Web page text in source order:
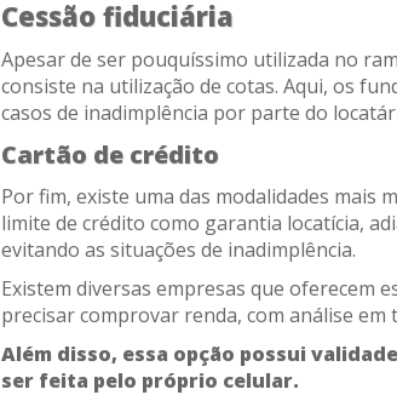
Cessão fiduciária
Apesar de ser pouquíssimo utilizada no
consiste na utilização de cotas. Aqui, os
casos de inadimplência por parte do
Cartão de crédito
Por fim, existe uma das modalidades mais
limite de crédito como garantia locatícia,
evitando as situações de inadimplência.
Existem diversas empresas que oferecem
precisar comprovar renda, com análise
Além disso, essa opção possui
ser feita pelo próprio celular.